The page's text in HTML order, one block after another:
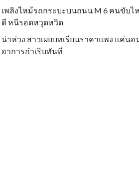
เพลิงไหม้รถกระบะบนถนน M 6 คนขับไ
ดี หนีรอดหวุดหวิด
น่าห่วง สาวเผยบทเรียนราคาแพง แค่น
อาการกำเริบทันที